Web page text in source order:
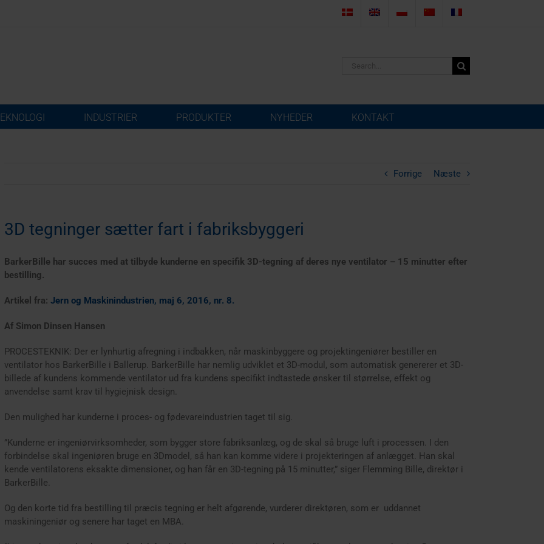
INDUSTRIER PRODUKTER NYHEDER KONTAKT
Forrige Næste
3D tegninger sætter fart i fabriksbyggeri
BarkerBille har succes med at tilbyde kunderne en specifik 3D-tegning af deres nye ventilator – 15 minutter efter
bestilling.
Artikel fra: Jern og Maskinindustrien, maj 6, 2016, nr. 8.
Af Simon Dinsen Hansen
PROCESTEKNIK: Der er lynhurtig afregning i indbakken, når maskinbyggere og projektingeniører bestiller en
ventilator hos BarkerBille i Ballerup. BarkerBille har nemlig udviklet et 3D-modul, som automatisk genererer et 3D-
billede af kundens kommende ventilator ud fra kundens specifikt indtastede ønsker til størrelse, effekt og
anvendelse samt krav til hygiejnisk design.
Den mulighed har kunderne i proces- og fødevareindustrien taget til sig.
”Kunderne er ingeniørvirksomheder, som bygger store fabriksanlæg, og de skal så bruge luft i processen. I den
forbindelse skal ingeniøren bruge en 3Dmodel, så han kan komme videre i projekteringen af anlægget. Han skal
kende ventilatorens eksakte dimensioner, og han får en 3D-tegning på 15 minutter,” siger Flemming Bille, direktør i
BarkerBille.
Og den korte tid fra bestilling til præcis tegning er helt afgørende, vurderer direktøren, som er uddannet
maskiningeniør og senere har taget en MBA.